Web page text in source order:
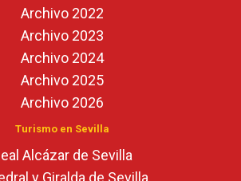
Archivo 2022
Archivo 2023
Archivo 2024
Archivo 2025
Archivo 2026
Turismo en Sevilla
Alcázar de Sevilla
y Giralda de Sevilla